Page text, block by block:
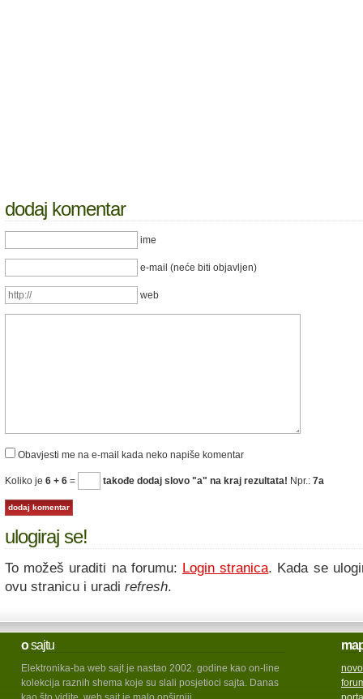
dodaj komentar
ime
e-mail (neće biti objavljen)
web
Obavjesti me na e-mail kada neko napiše komentar
Koliko je 6 + 6 = takođe dodaj slovo "a" na kraj rezultata! Npr.: 7a
ulogiraj se!
To možeš uraditi na forumu: Login stranica. Kada se
ovu stranicu i uradi refresh.
osajtu
Elektronika-ba web sajt je nastao 2002. godine kao on-line
kolekcija raznih shema koje su slali posjetioci sajta. Danas